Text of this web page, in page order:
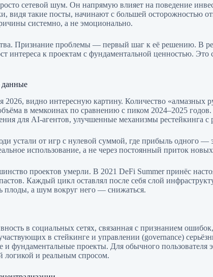
сетевой шум. Он напрямую влияет на поведение
видя такие посты, начинают с большей осторожностью
системно, а не эмоционально.
Признание проблемы — первый шаг к её решению. В
к проектам с фундаментальной ценностью. Это
данные
2026, видно интересную картину. Количество
в мемкоинах по сравнению с пиком 2024–2025
для AI-агентов, улучшенные механизмы рестейкинга
устали от игр с нулевой суммой, где прибыль одного
использование, а не через постоянный приток
проектов умерли. В 2021 DeFi Summer принёс
Каждый цикл оставлял после себя слой
плоды, а шум вокруг него — снижаться.
в социальных сетях, связанная с признанием
в стейкинге и управлении (governance)
проекты. Для обычного пользователя
логикой и реальным спросом.